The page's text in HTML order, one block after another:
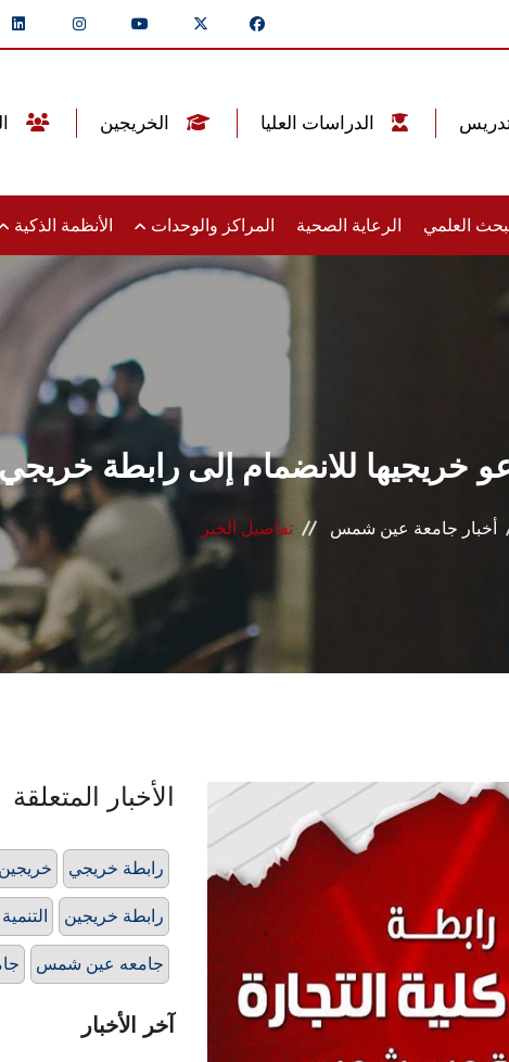
العلمي الرعاية الصحية المراكز والوحدات الأنظمة الذكية
للانضمام إلى رابطة خريجي
أخبار جامعة عين شمس تفاصيل الخبر
الأخبار المتعلقة
خريجين رابطة خريجي
رابطة خريجين
جامعه عين شمس
آخر الأخبار